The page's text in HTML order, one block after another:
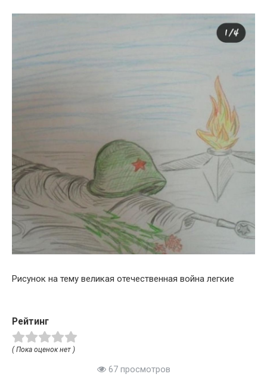
Рисунок на тему великая отечественная война легкие
Рейтинг
( Пока оценок нет )
67 просмотров